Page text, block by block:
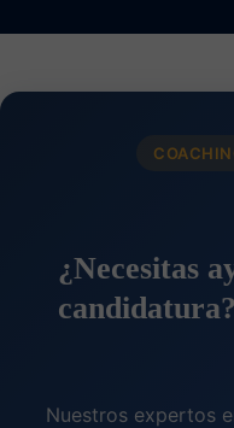
¿Necesitas
candidatura?
Nuestros expertos